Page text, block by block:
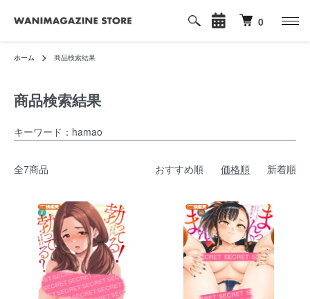
0
ホーム 商品検索結果
商品検索結果
キーワード：hamao
全7商品 おすすめ順 価格順 新着順